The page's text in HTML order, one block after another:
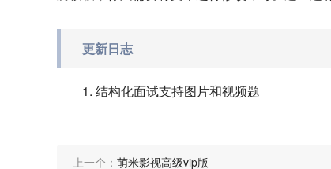
更新日志
1. 结构化面试支持图片和视频题
上一个： 萌米影视高级vip版